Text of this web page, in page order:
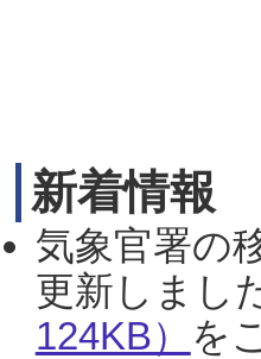
新着情報
気象官署の
更新しまし
124KB） を